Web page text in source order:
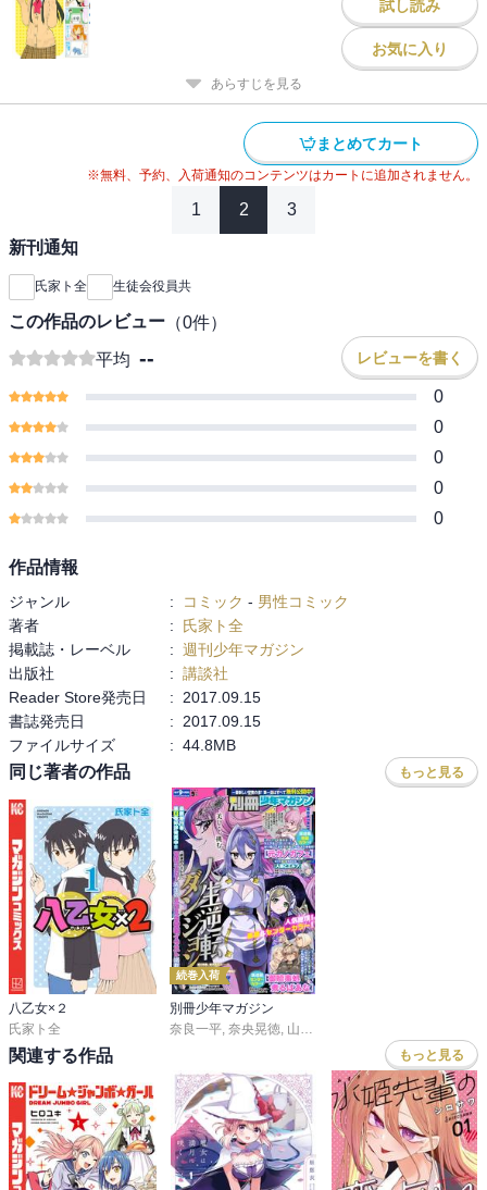
試し読み
お気に入り
あらすじを見る
まとめてカート
※無料、予約、入荷通知のコンテンツはカートに追加されません。
1 2 3
新刊通知
氏家ト全 生徒会役員共
この作品のレビュー （0件）
平均 -- レビューを書く
0
0
0
0
0
作品情報
ジャンル : コミック - 男性コミック
著者
:
氏家ト全
掲載誌・レーベル
: 週刊少年マガジン
出版社
: 講談社
Reader Store発売日
:
2017.09.15
書誌発売日
:
2017.09.15
ファイルサイズ
: 44.8MB
同じ著者の作品 もっと見る
八乙女×２
氏家ト全
続巻入荷
別冊少年マガジン
奈良一平, 奈央晃徳, 山川直輝
関連する作品 もっと見る